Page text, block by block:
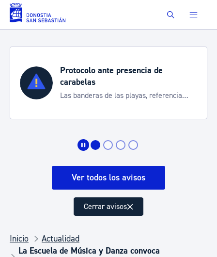
Saltar al contenido principal Buscar
Protocolo ante presencia de
carabelas
Las banderas de las playas, referencia
Ver todos los avisos
Cerrar avisos
Inicio
Actualidad
La Escuela de Música y Danza convoca